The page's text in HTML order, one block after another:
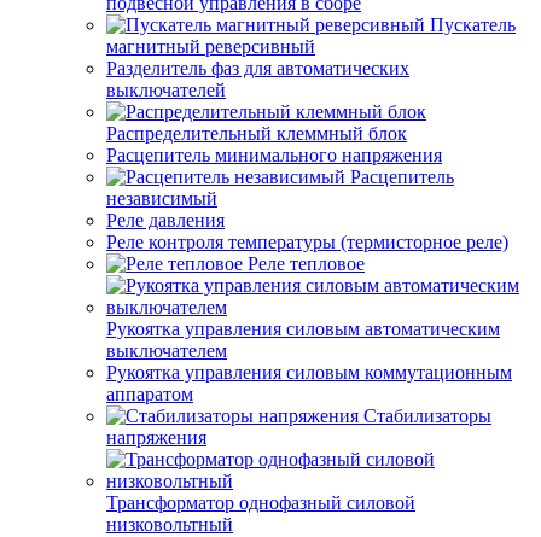
Пускатель
магнитный реверсивный
Разделитель фаз для автоматических
выключателей
Распределительный клеммный блок
Расцепитель минимального напряжения
Расцепитель
независимый
Реле давления
Реле контроля температуры (термисторное реле)
Реле тепловое
Рукоятка управления силовым автоматическим
выключателем
Рукоятка управления силовым коммутационным
аппаратом
Стабилизаторы
напряжения
Трансформатор однофазный силовой
низковольтный